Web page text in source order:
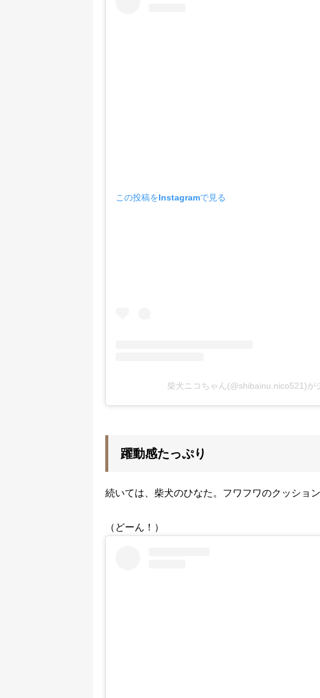
この投稿をInstagramで見る
柴犬ニコちゃん(@shibainu.nico521)が
躍動感たっぷり
続いては、柴犬のひなた。フワフワのクッショ
（どーん！）